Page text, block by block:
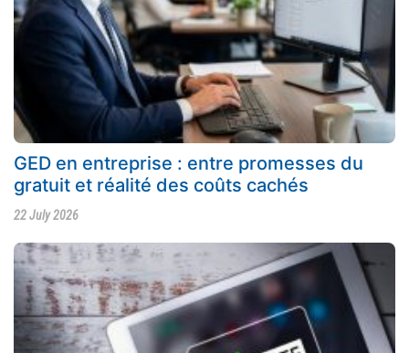
GED en entreprise : entre promesses du
gratuit et réalité des coûts cachés
22 July 2026